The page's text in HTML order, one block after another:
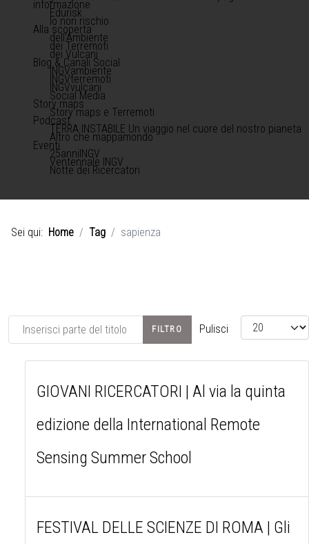
informazione
Edurisk
Io non rischio
Alla scoperta
dell'Ambiente
dei Terremoti
dei Vulcani
Blog & Canali Social
INGVambiente
INGVterremoti
INGVvulcani
Social Media
Story maps
Story maps e Terremoti
Podcast
TERRA INSTABILE Un viaggio nel cuore del nostro pianeta
Altro che mappamondo
Eventi
25anniINGV
Ventennale INGV
Notte dei Ricercatori
Sei qui: Home Tag sapienza
Inserisci parte del titolo FILTRO Pulisci Visualizza #
GIOVANI RICERCATORI | Al via la quinta
edizione della International Remote
Sensing Summer School
FESTIVAL DELLE SCIENZE DI ROMA | Gli